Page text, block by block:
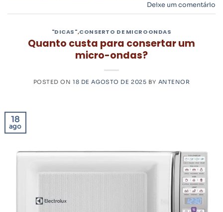
Deixe um comentário
"DICAS",CONSERTO DE MICROONDAS
Quanto custa para consertar um
micro-ondas?
POSTED ON18 DE AGOSTO DE 2025 BY ANTENOR
18
ago